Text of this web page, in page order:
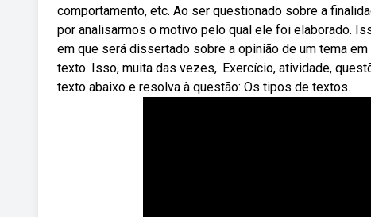
comportamento, etc. Ao ser questionado sobre a
por analisarmos o motivo pelo qual ele foi elaborado.
em que será dissertado sobre a opinião de um tema
texto. Isso, muita das vezes,. Exercício, atividade,
texto abaixo e resolva à questão: Os tipos de textos.